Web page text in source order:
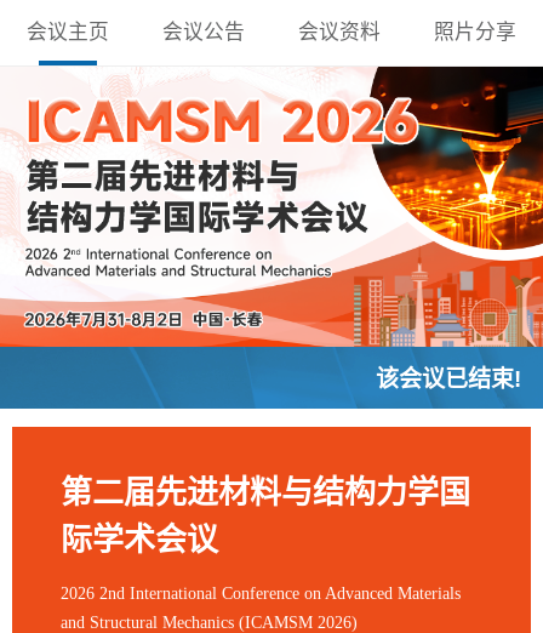
会议主页 会议公告 会议资料 照片分享
该会议已结束!
第二届先进材料与结构力学国
际学术会议
2026 2nd International Conference on Advanced Materials
and Structural Mechanics (ICAMSM 2026)